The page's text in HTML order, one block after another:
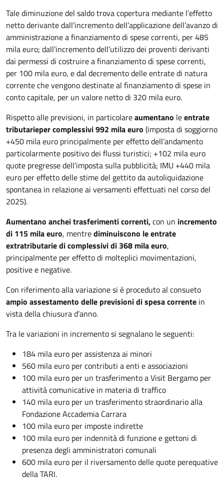
Tale diminuzione del saldo trova copertura mediante l’effetto
netto derivante dall’incremento dell’applicazione dell’avanzo di
amministrazione a finanziamento di spese correnti, per 485
mila euro; dall’incremento dell’utilizzo dei proventi derivanti
dai permessi di costruire a finanziamento di spese correnti,
per 100 mila euro, e dal decremento delle entrate di natura
corrente che vengono destinate al finanziamento di spese in
conto capitale, per un valore netto di 320 mila euro.
Rispetto alle previsioni, in particolareaumentano leentrate
tributarieper complessivi 992 mila euro (imposta di soggiorno
+450 mila euro principalmente per effetto dell’andamento
particolarmente positivo dei flussi turistici; +102 mila euro
quote pregresse dell’imposta sulla pubblicità; IMU +440 mila
euro per effetto delle stime del gettito da autoliquidazione
spontanea in relazione ai versamenti effettuati nel corso del
2025).
Aumentano anchei trasferimenti correnti,con un incremento
di 115 mila euro, mentrediminuiscono le entrate
extratributarie di complessividi 368 mila euro,
principalmente per effetto di molteplici movimentazioni,
positive e negative.
Con riferimento alla variazione si è proceduto al consueto
ampio assestamento delle previsioni di spesa corrente in
vista della chiusura d’anno.
Tra le variazioni in incremento si segnalano le seguenti:
184 mila euro per assistenza ai minori
560 mila euro per contributi a enti e associazioni
100 mila euro per un trasferimento a Visit Bergamo per
attività comunicative in materia di traffico
140 mila euro per un trasferimento straordinario alla
Fondazione Accademia Carrara
100 mila euro per imposte indirette
100 mila euro per indennità di funzione e gettoni di
presenza degli amministratori comunali
600 mila euro per il riversamento delle quote perequative
della TARI.